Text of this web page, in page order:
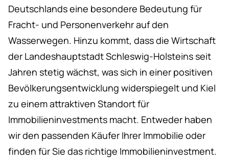
Deutschlands eine besondere Bedeutung für
Fracht- und Personenverkehr auf den
Wasserwegen. Hinzu kommt, dass die Wirtschaft
der Landeshauptstadt Schleswig-Holsteins seit
Jahren stetig wächst, was sich in einer positiven
Bevölkerungsentwicklung widerspiegelt und Kiel
zu einem attraktiven Standort für
Immobilieninvestments macht. Entweder haben
wir den passenden Käufer Ihrer Immobilie oder
finden für Sie das richtige Immobilieninvestment.